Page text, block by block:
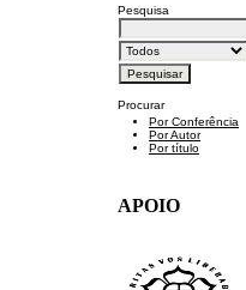
Pesquisa
Procurar
Por Conferência
Por Autor
Por título
APOIO